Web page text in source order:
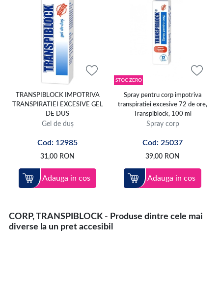
TRANSPIBLOCK IMPOTRIVA
TRANSPIRATIEI EXCESIVE GEL
DE DUS
Gel de duș
Cod: 12985
31,00 RON
Adauga in cos
STOC ZERO
Spray pentru corp impotriva
transpiratiei excesive 72 de ore,
Transpiblock, 100 ml
Spray corp
Cod: 25037
39,00 RON
Adauga in cos
CORP, TRANSPIBLOCK - Produse dintre cele mai
diverse la un pret accesibil